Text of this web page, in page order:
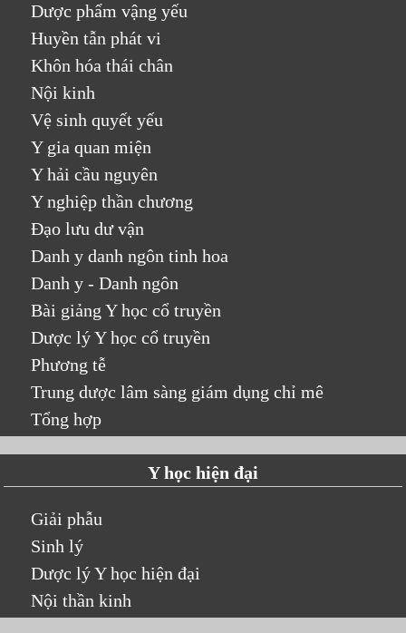
Dược phẩm vậng yếu
Huyền tẫn phát vi
Khôn hóa thái chân
Nội kinh
Vệ sinh quyết yếu
Y gia quan miện
Y hải cầu nguyên
Y nghiệp thần chương
Đạo lưu dư vận
Danh y danh ngôn tinh hoa
Danh y - Danh ngôn
Bài giảng Y học cổ truyền
Dược lý Y học cổ truyền
Phương tễ
Trung dược lâm sàng giám dụng chỉ mê
Tổng hợp
Y học hiện đại
Giải phẫu
Sinh lý
Dược lý Y học hiện đại
Nội thần kinh